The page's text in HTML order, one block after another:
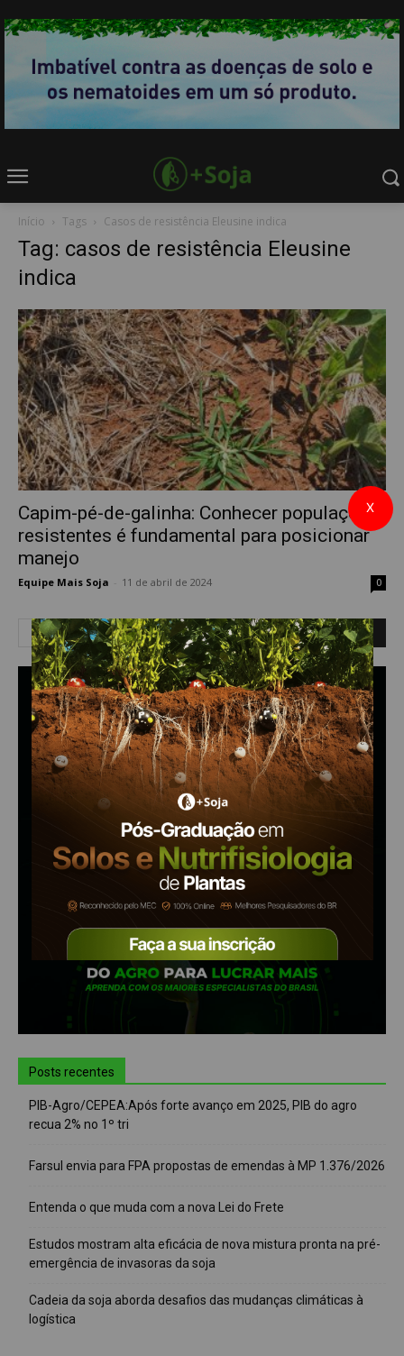
Início Tags Casos de resistência Eleusine indica
Tag: casos de resistência Eleusine
indica
Capim-pé-de-galinha: Conhecer populações
resistentes é fundamental para posicionar
manejo
Equipe Mais Soja 11 de abril de 2024 0
Posts recentes
PIB-Agro/CEPEA:Após forte avanço em 2025, PIB do agro
recua 2% no 1º tri
Farsul envia para FPA propostas de emendas à MP 1.376/2026
Entenda o que muda com a nova Lei do Frete
Estudos mostram alta eficácia de nova mistura pronta na pré-
emergência de invasoras da soja
Cadeia da soja aborda desafios das mudanças climáticas à
logística
X